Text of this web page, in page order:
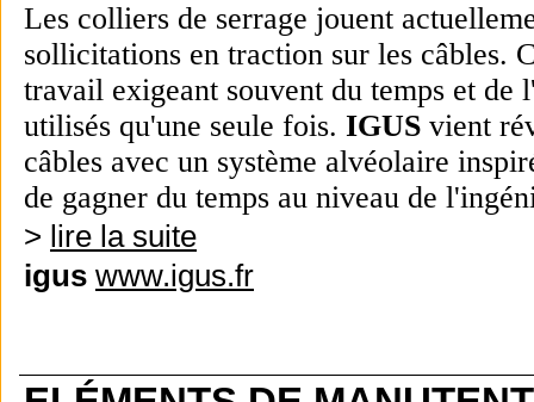
Les colliers de serrage jouent
sollicitations en traction sur les câbles.
travail exigeant souvent du temps et de
utilisés qu'une seule fois. IGUS vient
câbles avec un système alvéolaire
de gagner du temps au niveau de
> lire la suite
igus www.igus.fr